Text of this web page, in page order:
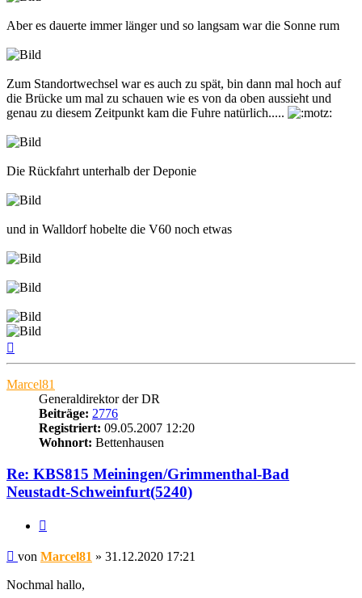
Aber es dauerte immer länger und so langsam war die Sonne rum
Zum Standortwechsel war es auch zu spät, bin dann mal hoch auf
die Brücke um mal zu schauen wie es von da oben aussieht und
genau zu diesem Zeitpunkt kam die Fuhre natürlich.....
Die Rückfahrt unterhalb der Deponie
und in Walldorf hobelte die V60 noch etwas
Marcel81
Generaldirektor der DR
Beiträge: 2776
Registriert: 09.05.2007 12:20
Wohnort: Bettenhausen
Re: KBS815 Meiningen/Grimmenthal-Bad
Neustadt-Schweinfurt(5240)
Beitrag
von Marcel81 » 31.12.2020 17:21
Nochmal hallo,